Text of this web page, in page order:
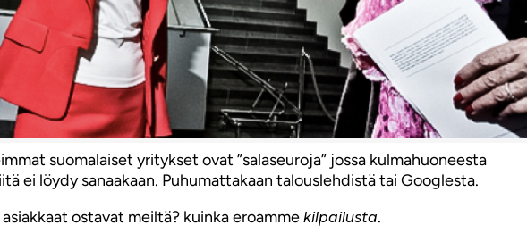
suomalaiset yritykset ovat ”salaseuroja” jossa kulmahuoneesta
ei löydy sanaakaan. Puhumattakaan talouslehdistä tai Googlesta.
ostavat meiltä? kuinka eroammekilpailusta.